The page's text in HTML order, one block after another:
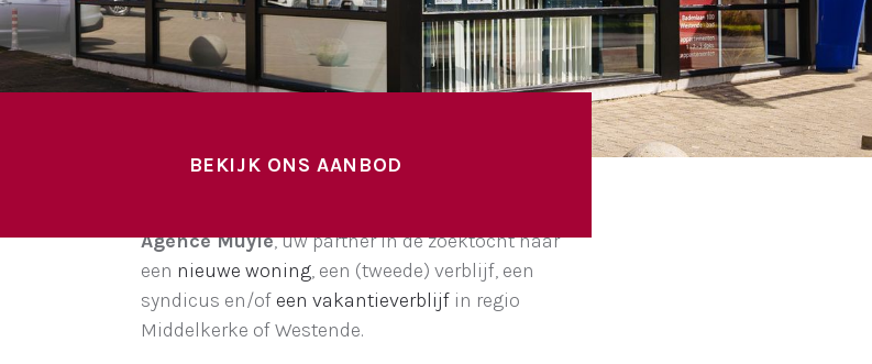
BEKIJK ONS AANBOD
Agence Muyle, uw partner in de zoektocht naar
een nieuwe woning, een (tweede) verblijf, een
syndicus en/of een vakantieverblijf in regio
Middelkerke of Westende.